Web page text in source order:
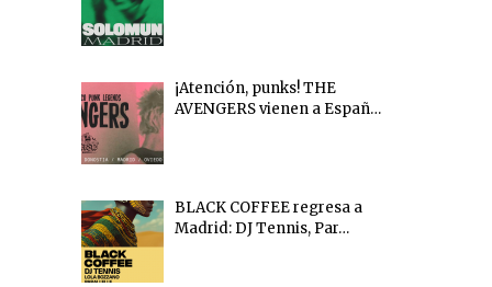
¡Atención, punks! THE
AVENGERS vienen a Españ…
BLACK COFFEE regresa a
Madrid: DJ Tennis, Par…